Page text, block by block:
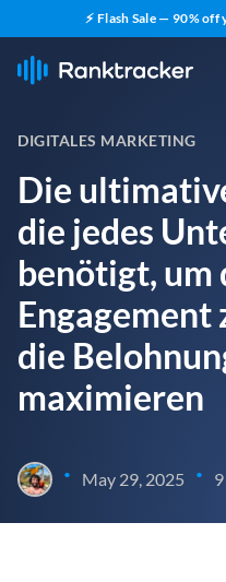
⚡ Flash Sale — 90%
DIGITALES MARKETING
Die
die jedes
benötigt, um
Engagement
die
maximieren
• May 29, 2025 •